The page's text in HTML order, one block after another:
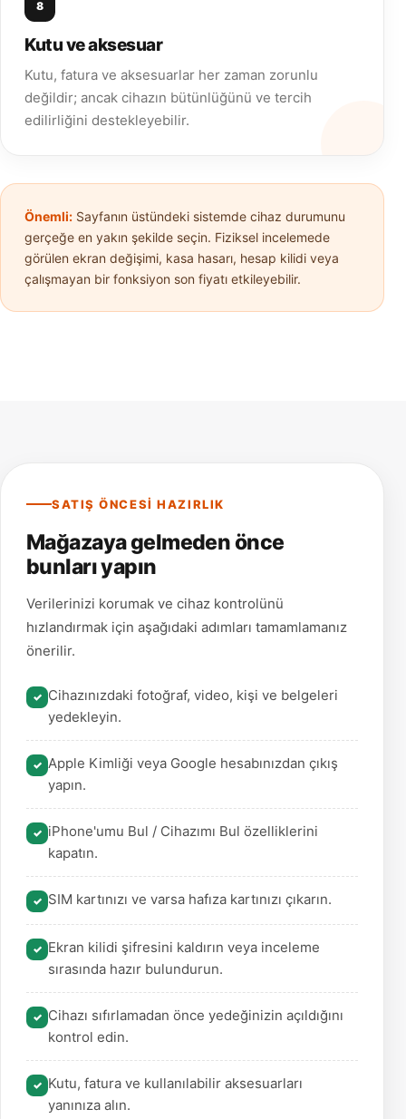
8
Kutu ve aksesuar
Kutu, fatura ve aksesuarlar her zaman zorunlu
değildir; ancak cihazın bütünlüğünü ve tercih
edilirliğini destekleyebilir.
Önemli: Sayfanın üstündeki sistemde cihaz durumunu
gerçeğe en yakın şekilde seçin. Fiziksel incelemede
görülen ekran değişimi, kasa hasarı, hesap kilidi veya
çalışmayan bir fonksiyon son fiyatı etkileyebilir.
SATIŞ ÖNCESI HAZIRLIK
Mağazaya gelmeden önce
bunları yapın
Verilerinizi korumak ve cihaz kontrolünü
hızlandırmak için aşağıdaki adımları tamamlamanız
önerilir.
Cihazınızdaki fotoğraf, video, kişi ve belgeleri
yedekleyin.
Apple Kimliği veya Google hesabınızdan çıkış
yapın.
iPhone'umu Bul / Cihazımı Bul özelliklerini
kapatın.
SIM kartınızı ve varsa hafıza kartınızı çıkarın.
Ekran kilidi şifresini kaldırın veya inceleme
sırasında hazır bulundurun.
Cihazı sıfırlamadan önce yedeğinizin açıldığını
kontrol edin.
Kutu, fatura ve kullanılabilir aksesuarları
yanınıza alın.